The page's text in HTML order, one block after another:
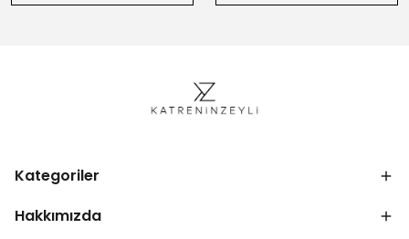
Kategoriler
Hakkımızda